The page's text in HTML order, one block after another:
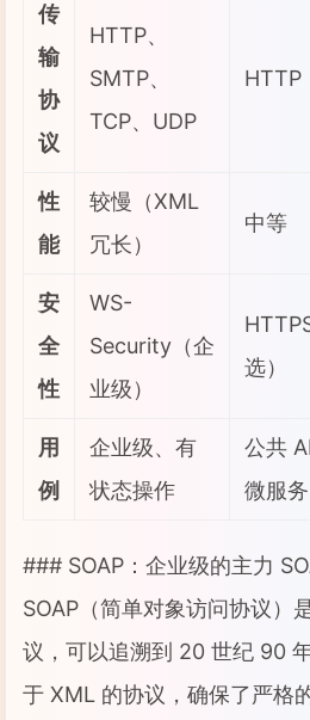
传
输
协
议
HTTP、
SMTP、
TCP、UDP
HTTP
性
能
较慢（XML
冗长）
中等
安
全
性
WS-
Security（企
业级）
选）
用
例
企业级、有
状态操作
公共
微服务
### SOAP：企业级的主力
SOAP（简单对象访问协议）
议，可以追溯到 20 世纪 90
于 XML 的协议，确保了严格